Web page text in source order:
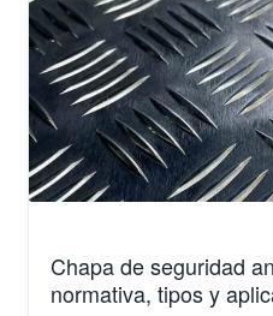
Chapa de seguridad
normativa, tipos y